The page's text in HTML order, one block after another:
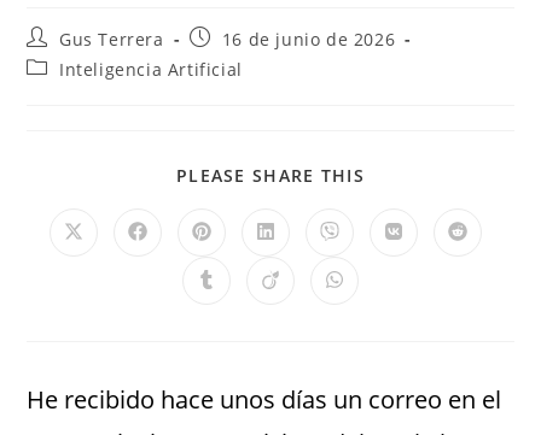
Gus Terrera
16 de junio de 2026
Inteligencia Artificial
PLEASE SHARE THIS
He recibido hace unos días un correo en el